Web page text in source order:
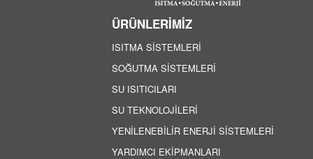
ÜRÜNLERİMİZ
ISITMA SİSTEMLERİ
SOĞUTMA SİSTEMLERİ
SU ISITICILARI
SU TEKNOLOJİLERİ
YENİLENEBİLİR ENERJİ SİSTEMLERİ
YARDIMCI EKİPMANLARI